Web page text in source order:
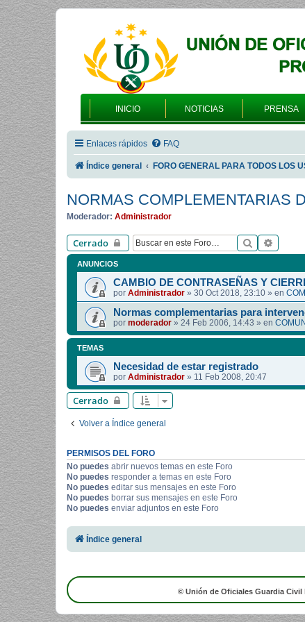
INICIO NOTICIAS PRENSA
Enlaces rápidos FAQ
Índice general FORO GENERAL PARA TODOS LOS
NORMAS COMPLEMENTARIAS
Moderador: Administrador
Cerrado Buscar
ANUNCIOS
CAMBIO DE CONTRASEÑAS Y
por Administrador » 30 Oct 2018, 23:10 » en
Normas complementarias para
por moderador » 24 Feb 2006, 14:43 » en
TEMAS
Necesidad de estar registrado
por Administrador » 11 Feb 2008, 20:47
Cerrado
Volver a Índice general
PERMISOS DEL FORO
No puedes abrir nuevos temas en este Foro
No puedes responder a temas en este Foro
No puedes editar sus mensajes en este Foro
No puedes borrar sus mensajes en este Foro
No puedes enviar adjuntos en este Foro
Índice general
© Unión de Oficiales Guardia Civil